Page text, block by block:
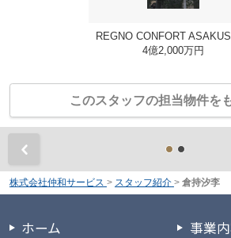
REGNO CONFORT
4億2,000万円
このスタッフの担当物件を
株式会社仲和サービス > スタッフ紹介 > 倉持汐李
ホーム
事業